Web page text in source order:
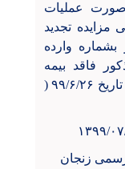
عملیات
تجدید
بشماره وارده
مذکور فاقد بیمه
شخص ثالث بوده و دارای بیمه بدنه تا تاریخ ۹۹/۶/۲۶ (
رسمی زنجان